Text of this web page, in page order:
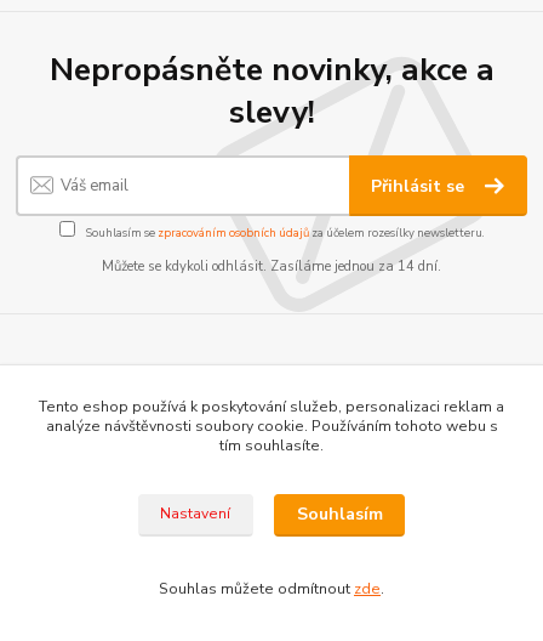
Nepropásněte novinky, akce a
slevy!
Přihlásit se
Souhlasím se zpracováním osobních údajůza účelem rozesílky newsletteru.
Můžete se kdykoli odhlásit. Zasíláme jednou za 14 dní.
Obchodní podmínky
Tento eshop používá k poskytování služeb, personalizaci reklam a
analýze návštěvnosti soubory cookie. Používáním tohoto webu s
tím souhlasíte.
Nastavení Souhlasím
Souhlas můžete odmítnout zde.